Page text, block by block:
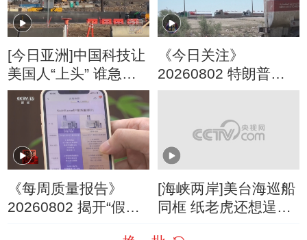
[今日亚洲]中国科技让
美国人“上头” 谁急
了？
《今日关注》
20260802 特朗普叫
停“最大规模”打击 伊
《每周质量报告》
20260802 揭开“假洋
[海峡两岸]美台海巡船
同框 纸老虎还想逞